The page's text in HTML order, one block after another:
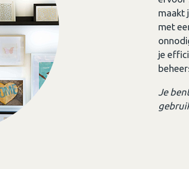
maakt
met
je
Je